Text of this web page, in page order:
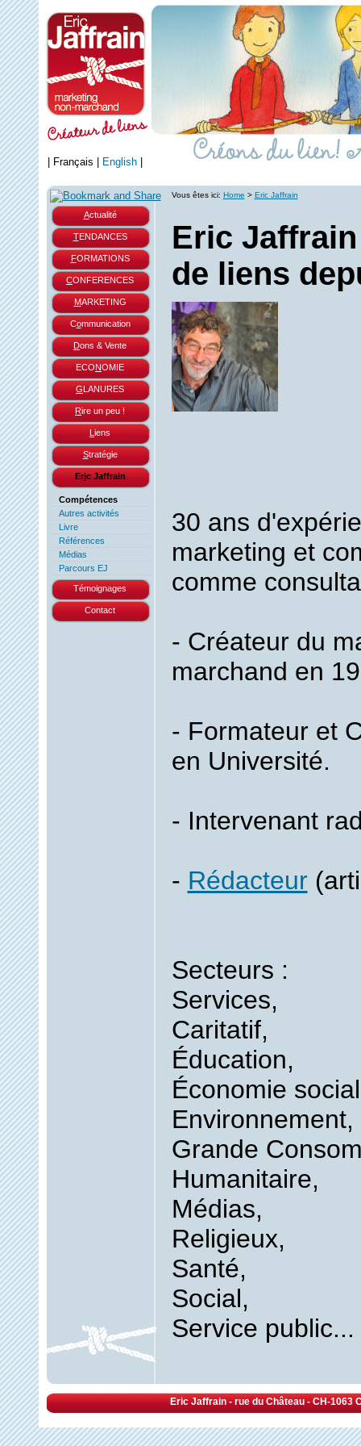
Actualité
TENDANCES
FORMATIONS
CONFERENCES
MARKETING
Communication
Dons & Vente
ECONOMIE
GLANURES
Rire un peu !
L iens
Stratégie
Eric Jaffrain
Compétences
Autres activités
Livre
Références
Médias
Parcours EJ
Témoignages
Contact
Vous êtes ici: Home > Eric Jaffrain
Eric
de liens
30 ans
marketing et
comme
- Créateur du
marchand en
- Formateur et
en Université.
- Intervenant
- Rédacteur
Secteurs :
Services,
Caritatif,
Éducation,
Économie
Environnement,
Grande
Humanitaire,
Médias,
Religieux,
Santé,
Social,
Service public...
Français English|
Eric Jaffrain - rue du Château - CH-1063